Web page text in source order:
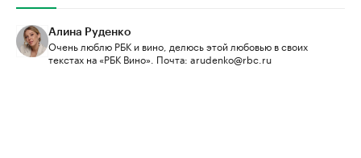
Алина Руденко
Очень люблю РБК и вино, делюсь этой любовью в своих
текстах на «РБК Вино». Почта: arudenko@rbc.ru